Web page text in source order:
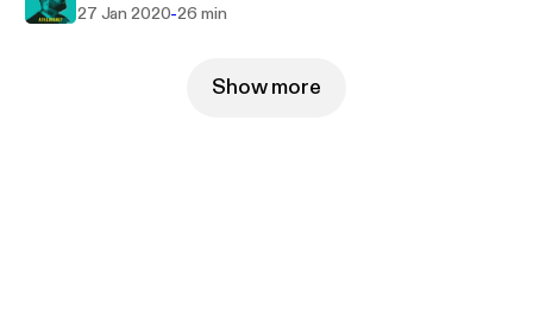
27 Jan 2020-26 min
Show more